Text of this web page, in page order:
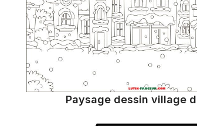
Paysage dessin village